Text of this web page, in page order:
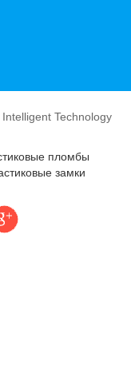
Technology
пломбы
замки